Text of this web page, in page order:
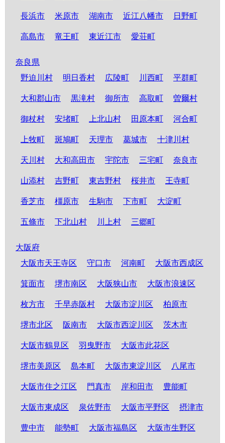
長浜市 米原市 湖南市 近江八幡市 日野町
高島市 竜王町 東近江市 愛荘町
奈良県
野迫川村
明日香村 広陵町 川西町 平群町
大和郡山市 黒滝村 御所市 高取町 曽爾村
御杖村 安堵町 上北山村 田原本町 河合町
上牧町 斑鳩町 天理市 葛城市 十津川村
天川村 大和高田市 宇陀市 三宅町 奈良市
山添村 吉野町 東吉野村 桜井市 王寺町
香芝市 橿原市 生駒市 下市町 大淀町
五條市 下北山村 川上村 三郷町
大阪府
大阪市天王寺区
守口市 河南町 大阪市西成区
箕面市 堺市南区 大阪狭山市 大阪市浪速区
枚方市 千早赤阪村 大阪市淀川区 柏原市
堺市北区 阪南市 大阪市西淀川区 茨木市
大阪市鶴見区 羽曳野市 大阪市此花区
堺市美原区 島本町 大阪市東淀川区 八尾市
大阪市住之江区 門真市 岸和田市 豊能町
大阪市東成区 泉佐野市 大阪市平野区 摂津市
豊中市 能勢町 大阪市福島区 大阪市生野区